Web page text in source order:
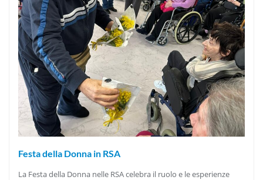
Festa della Donna in RSA
La Festa della Donna nelle RSA celebra il ruolo e le esperienze